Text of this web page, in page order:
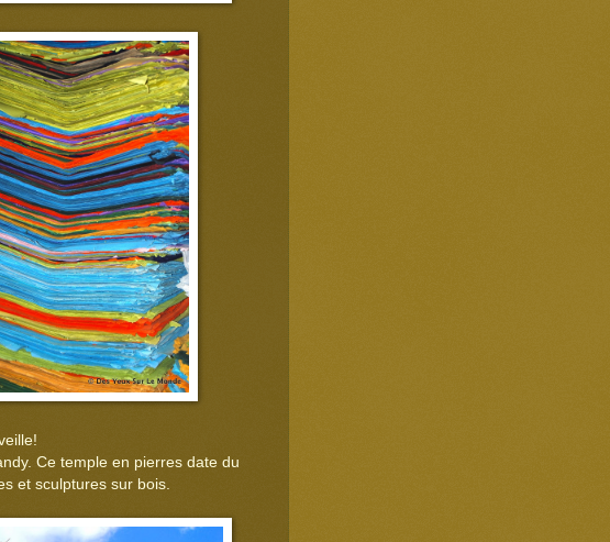
Ce temple en pierres date du
et sculptures sur bois.